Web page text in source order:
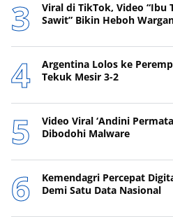
Viral di TikTok, Video “Ibu
Sawit” Bikin Heboh
Argentina Lolos ke
Tekuk Mesir 3-2
Video Viral ‘Andini
Dibodohi Malware
Kemendagri Percepat
Demi Satu Data Nasional